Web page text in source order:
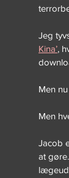
Jeg
Kina’,
Men
Men
Jacob
at